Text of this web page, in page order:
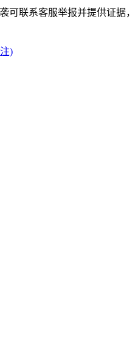
可联系客服举报并提供证据，
)